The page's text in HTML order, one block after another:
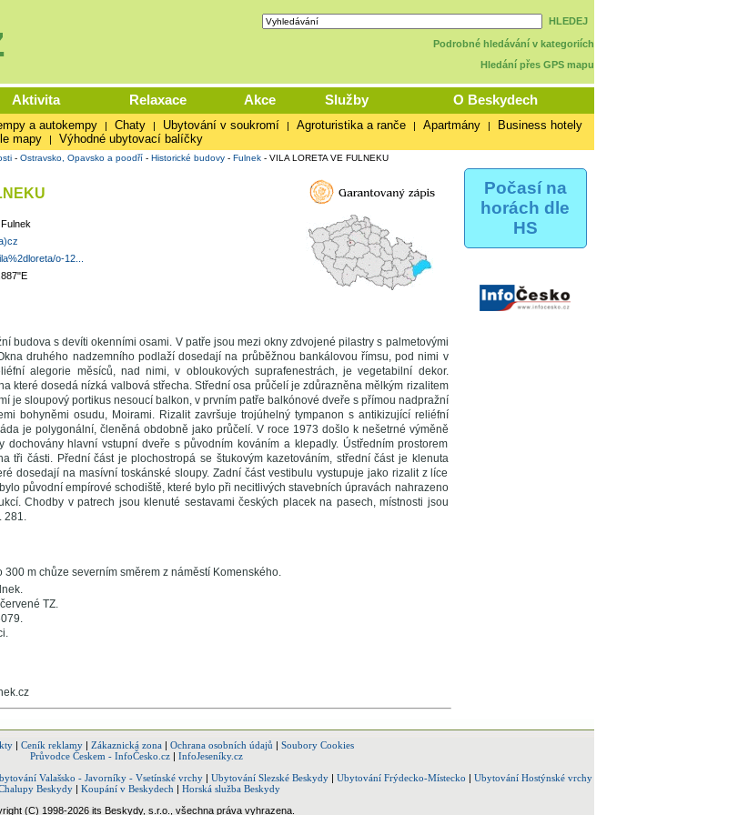
HLEDEJ
Podrobné hledávání v kategoriích
Hledání přes GPS mapu
Aktivita Relaxace Akce Služby O Beskydech
a autokempy | Chaty | Ubytování v soukromí | Agroturistika a ranče | Apartmány | Business hotely
mapy | Výhodné ubytovací balíčky
- Ostravsko, Opavsko a poodří- Historické budovy- Fulnek- VILA LORETA VE FULNEKU
o-12...
budova s devíti okenními osami. V patře jsou mezi okny zdvojené pilastry s palmetovými
druhého nadzemního podlaží dosedají na průběžnou bankálovou římsu, pod nimi v
alegorie měsíců, nad nimi, v obloukových suprafenestrách, je vegetabilní dekor.
které dosedá nízká valbová střecha. Střední osa průčelí je zdůrazněna mělkým rizalitem
je sloupový portikus nesoucí balkon, v prvním patře balkónové dveře s přímou nadpražní
bohyněmi osudu, Moirami. Rizalit završuje trojúhelný tympanon s antikizující reliéfní
je polygonální, členěná obdobně jako průčelí. V roce 1973 došlo k nešetrné výměně
dochovány hlavní vstupní dveře s původním kováním a klepadly. Ústředním prostorem
tři části. Přední část je plochostropá se štukovým kazetováním, střední část je klenuta
dosedají na masívní toskánské sloupy. Zadní část vestibulu vystupuje jako rizalit z líce
původní empírové schodiště, které bylo při necitlivých stavebních úpravách nahrazeno
Chodby v patrech jsou klenuté sestavami českých placek na pasech, místnosti jsou
281.
300 m chůze severním směrem z náměstí Komenského.
TZ.
Počasí na
horách dle
HS
| Ceník reklamy| Zákaznická zona| Ochrana osobních údajů | Soubory Cookies
Průvodce Českem - InfoČesko.cz | InfoJeseníky.cz
Valašsko - Javorníky - Vsetínské vrchy | Ubytování Slezské Beskydy | Ubytování Frýdecko-Místecko | Ubytování Hostýnské vrchy
Beskydy | Koupání v Beskydech | Horská služba Beskydy
(C) 1998-2026 its Beskydy, s.r.o., všechna práva vyhrazena.